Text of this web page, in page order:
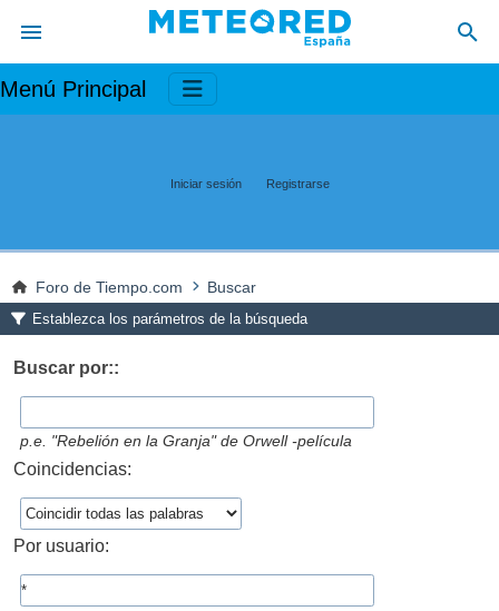
Menú Principal
Iniciar sesión Registrarse
Foro de Tiempo.com Buscar
Establezca los parámetros de la búsqueda
Buscar por::
p.e. "Rebelión en la Granja" de Orwell -película
Coincidencias:
Por usuario: